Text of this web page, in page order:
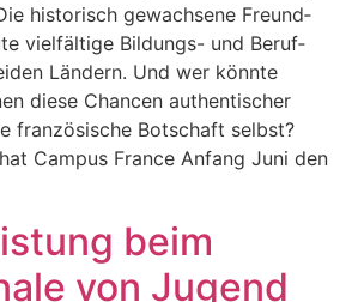
his­torisch gewach­sene Fre­und­
vielfältige Bil­­dungs- und Beruf­
Län­dern. Und wer kön­nte
diese Chan­cen authen­tis­ch­er
franzö­sis­che Botschaft selb­st?
Cam­pus France Anfang Juni den
beim
von Jugend